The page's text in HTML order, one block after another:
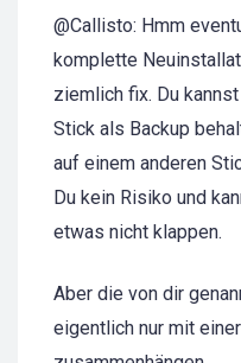
@Callisto: Hmm
komplette
ziemlich fix. Du
Stick als Backup
auf einem anderen
Du kein Risiko und
etwas nicht klappen.
Aber die von dir
eigentlich nur mit